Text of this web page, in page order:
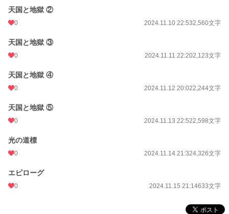
天国と地獄 ②
0 2024.11.10 22:532,560文字
天国と地獄 ③
0 2024.11.11 22:202,123文字
天国と地獄 ④
0 2024.11.12 20:022,244文字
天国と地獄 ⑤
0 2024.11.13 22:522,598文字
光の道標
0 2024.11.14 21:324,326文字
エピローグ
0 2024.11.15 21:14633文字